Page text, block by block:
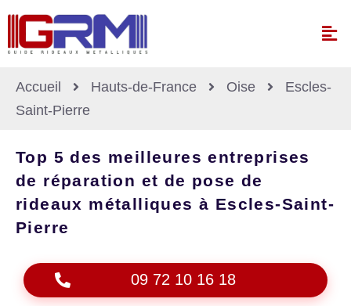
Accueil Hauts-de-France Oise
Escles-
Saint-Pierre
Top 5 des meilleures entreprises
de réparation et de pose de
rideaux métalliques à Escles-Saint-
Pierre
09 72 10 16 18